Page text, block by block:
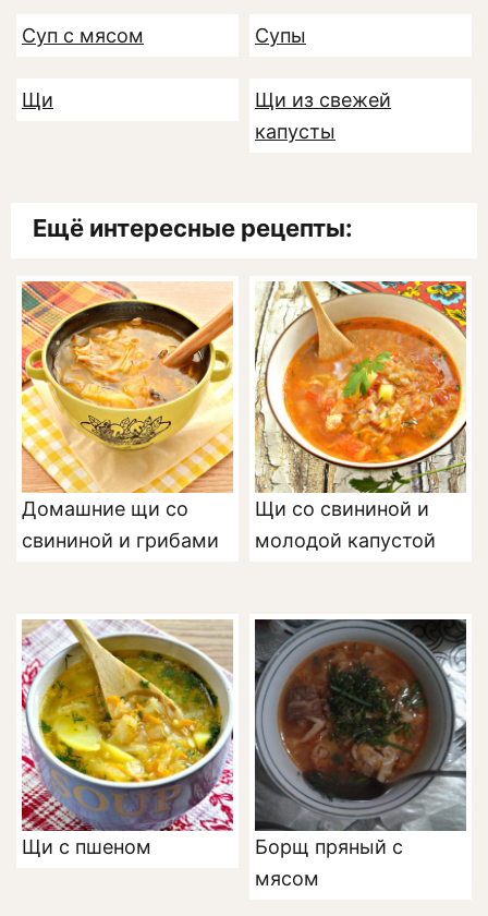
Суп с мясом Супы
Щи
Щи из свежей
капусты
Ещё интересные рецепты:
Домашние щи со
свининой и грибами
Щи со свининой и
молодой капустой
Щи с пшеном
Борщ пряный с
мясом